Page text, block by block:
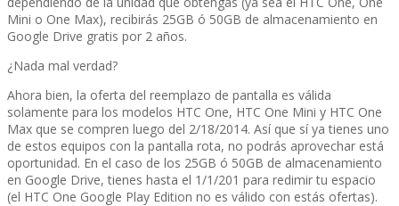
Mini o One Max), recibirás 25GB ó 50GB de almacenamiento en
Google Drive gratis por 2 años.
¿Nada mal verdad?
Ahora bien, la oferta del reemplazo de pantalla es válida
solamente para los modelos HTC One, HTC One Mini y HTC One
Max que se compren luego del 2/18/2014. Así­ que sí­ ya tienes uno
de estos equipos con la pantalla rota, no podrás aprovechar está
oportunidad. En el caso de los 25GB ó 50GB de almacenamiento
en Google Drive, tienes hasta el 1/1/201 para redimir tu espacio
(el HTC One Google Play Edition no es válido con estás ofertas).